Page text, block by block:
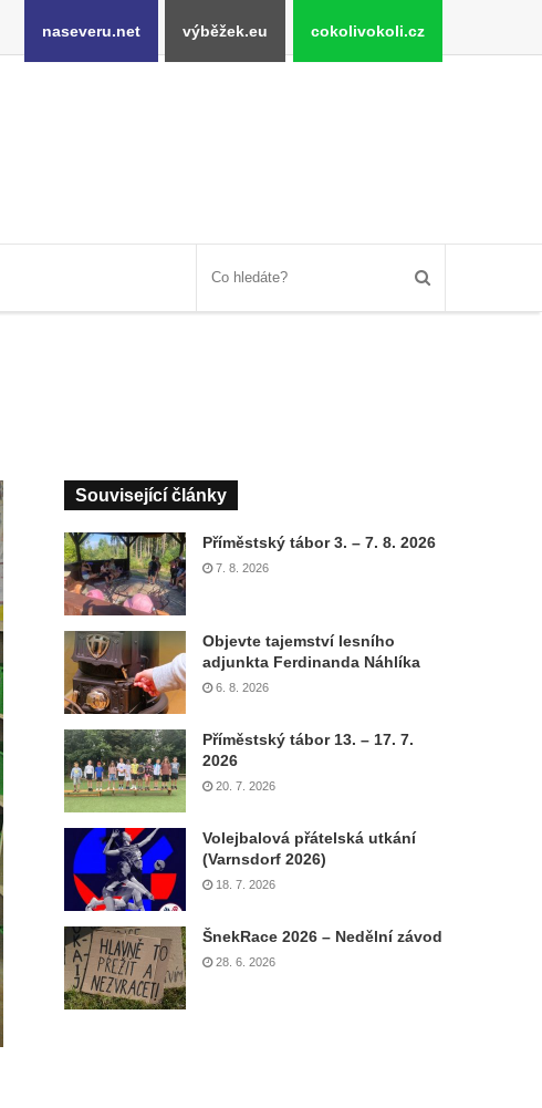
naseveru.net výběžek.eu cokolivokoli.cz
Související články
Příměstský tábor 3. – 7. 8. 2026
7. 8. 2026
Objevte tajemství lesního
adjunkta Ferdinanda Náhlíka
6. 8. 2026
Příměstský tábor 13. – 17. 7.
2026
20. 7. 2026
Volejbalová přátelská utkání
(Varnsdorf 2026)
18. 7. 2026
ŠnekRace 2026 – Nedělní závod
28. 6. 2026